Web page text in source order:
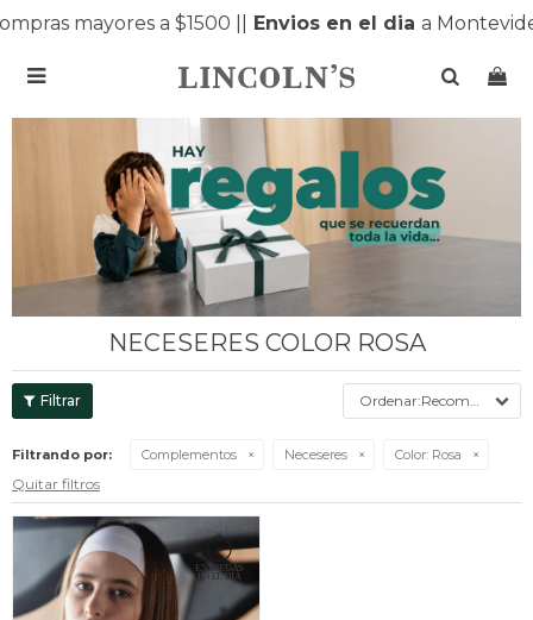
mayores a $1500 | Envios en el diaa

NECESERES COLOR ROSA
Recomendados
Filtrando por: Complementos Neceseres Color: Rosa
Quitar filtros